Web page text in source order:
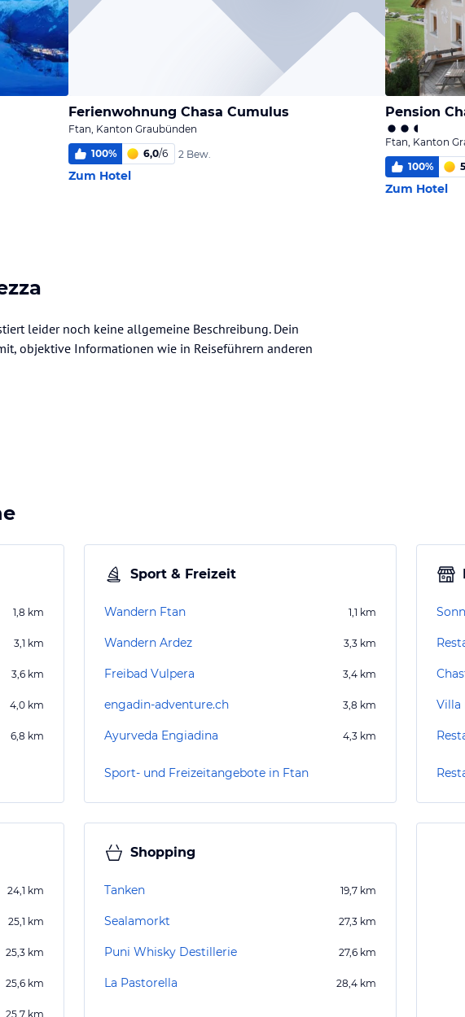
Ferienwohnung Chasa Cumulus
Ftan, Kanton Graubünden
100% 6,0/6 2 Bew.
Zum Hotel
Pension
Ftan, Kanton
100%
Zum Hotel
leider noch keine allgemeine Beschreibung. Dein
objektive Informationen wie in Reiseführern anderen
1,8 km
3,1 km
3,6 km
4,0 km
6,8 km
Sport & Freizeit
Wandern Ftan 1,1 km
Wandern Ardez 3,3 km
Freibad Vulpera 3,4 km
engadin-adventure.ch 3,8 km
Ayurveda Engiadina 4,3 km
Sport- und Freizeitangebote in Ftan
Villa
24,1 km
25,1 km
25,3 km
25,6 km
25,7 km
Shopping
Tanken 19,7 km
Sealamorkt 27,3 km
Puni Whisky Destillerie 27,6 km
La Pastorella 28,4 km